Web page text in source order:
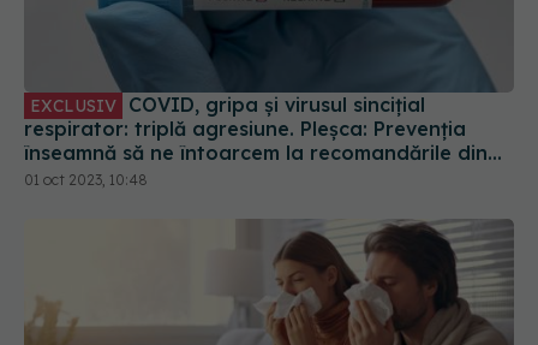
EXCLUSIV
respirator: triplă agresiune. Pleșca: Prevenția
înseamnă să ne întoarcem la recomandările din
timpul pandemiei!
01 oct 2023, 10:48